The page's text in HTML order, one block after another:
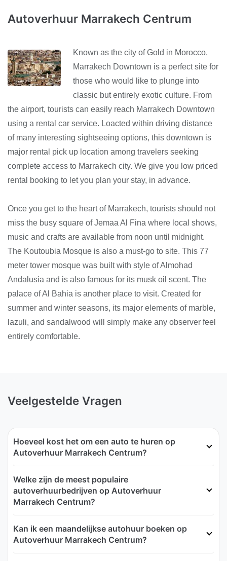
Autoverhuur Marrakech Centrum
Known as the city of Gold in Morocco,
Marrakech Downtown is a perfect site for
those who would like to plunge into
classic but entirely exotic culture. From
the airport, tourists can easily reach Marrakech Downtown
using a rental car service. Loacted within driving distance
of many interesting sightseeing options, this downtown is
major rental pick up location among travelers seeking
complete access to Marrakech city. We give you low priced
rental booking to let you plan your stay, in advance.
Once you get to the heart of Marrakech, tourists should not
miss the busy square of Jemaa Al Fina where local shows,
music and crafts are available from noon until midnight.
The Koutoubia Mosque is also a must-go to site. This 77
meter tower mosque was built with style of Almohad
Andalusia and is also famous for its musk oil scent. The
palace of Al Bahia is another place to visit. Created for
summer and winter seasons, its major elements of marble,
lazuli, and sandalwood will simply make any observer feel
entirely comfortable.
Veelgestelde Vragen
Hoeveel kost het om een auto te huren op
Autoverhuur Marrakech Centrum?
Welke zijn de meest populaire
autoverhuurbedrijven op Autoverhuur
Marrakech Centrum?
Kan ik een maandelijkse autohuur boeken op
Autoverhuur Marrakech Centrum?